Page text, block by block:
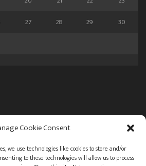
Cookie Consent
we use technologies like cookies to store and/or
to these technologies will allow us to process
27 28 29
30